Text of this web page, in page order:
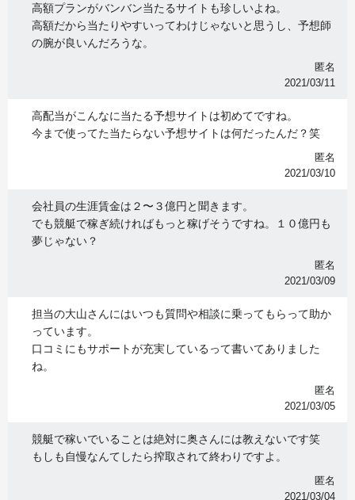
高額プランがバンバン当たるサイトも珍しいよね。
高額だから当たりやすいってわけじゃないと思うし、予想師
の腕が良いんだろうな。
匿名
2021/03/11
高配当がこんなに当たる予想サイトは初めてですね。
今まで使ってた当たらない予想サイトは何だったんだ？笑
匿名
2021/03/10
会社員の生涯賃金は２〜３億円と聞きます。
でも競艇で稼ぎ続ければもっと稼げそうですね。１０億円も
夢じゃない？
匿名
2021/03/09
担当の大山さんにはいつも質問や相談に乗ってもらって助か
っています。
口コミにもサポートが充実しているって書いてありました
ね。
匿名
2021/03/05
競艇で稼いでいることは絶対に奥さんには教えないです笑
もしも自慢なんてしたら搾取されて終わりですよ。
匿名
2021/03/04